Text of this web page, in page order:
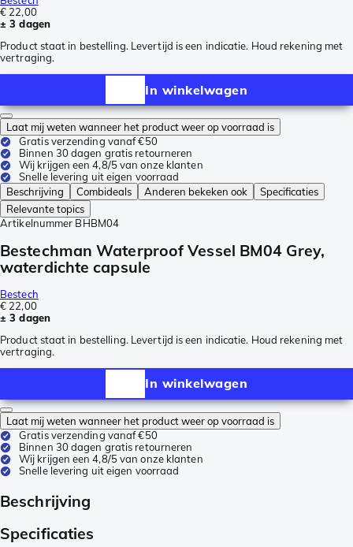
€ 22,00
± 3 dagen
Product staat in bestelling. Levertijd is een indicatie. Houd rekening met
vertraging.
In winkelwagen
Laat mij weten wanneer het product weer op voorraad is
Gratis verzending vanaf €50
Binnen 30 dagen gratis retourneren
Wij krijgen een 4,8/5 van onze klanten
Snelle levering uit eigen voorraad
Beschrijving
Combideals Anderen bekeken ook
Specificaties
Relevante topics
Artikelnummer BHBM04
Bestechman Waterproof Vessel BM04 Grey,
waterdichte capsule
Bestech
€ 22,00
± 3 dagen
Product staat in bestelling. Levertijd is een indicatie. Houd rekening met
vertraging.
In winkelwagen
Laat mij weten wanneer het product weer op voorraad is
Gratis verzending vanaf €50
Binnen 30 dagen gratis retourneren
Wij krijgen een 4,8/5 van onze klanten
Snelle levering uit eigen voorraad
Beschrijving
Specificaties